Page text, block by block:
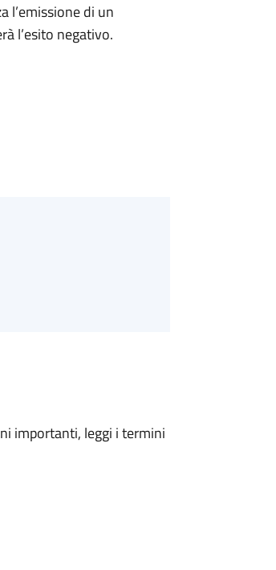
l’emissione di un
l’esito negativo.
importanti, leggi i termini